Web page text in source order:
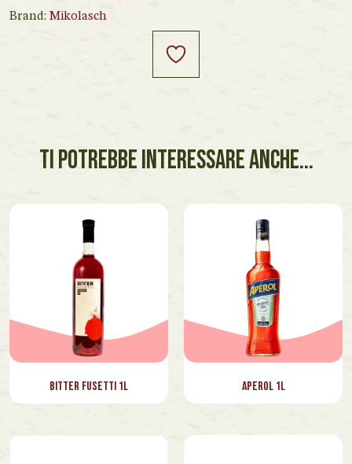
Brand: Mikolasch
TI POTREBBE INTERESSARE ANCHE...
Bitter Fusetti 1l Aperol 1l